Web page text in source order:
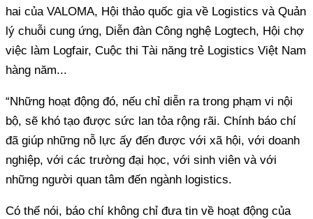
hai của VALOMA, Hội thảo quốc gia về Logistics và Quản
lý chuỗi cung ứng, Diễn đàn Công nghệ Logtech, Hội chợ
việc làm Logfair, Cuộc thi Tài năng trẻ Logistics Việt Nam
hàng năm...
“Những hoạt động đó, nếu chỉ diễn ra trong phạm vi nội
bộ, sẽ khó tạo được sức lan tỏa rộng rãi. Chính báo chí
đã giúp những nỗ lực ấy đến được với xã hội, với doanh
nghiệp, với các trường đại học, với sinh viên và với
những người quan tâm đến ngành logistics.
Có thể nói, báo chí không chỉ đưa tin về hoạt động của